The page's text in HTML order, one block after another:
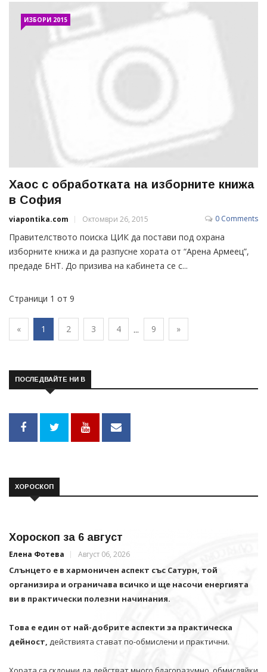
ИЗБОРИ 2015
Хаос с обработката на изборните книжа
в София
viapontika.com Октомври 26, 2015 0 Comments
Правителството поиска ЦИК да постави под охрана
изборните книжа и да разпусне хората от “Арена Армеец”,
предаде БНТ. До призива на кабинета се с...
Страници 1 от 9
« 1 2 3 4 ... 9 »
ПОСЛЕДВАЙТЕ НИ В
ХОРОСКОП
Хороскоп за 6 август
Елена Фотева Август 06, 2026
Слънцето е в хармоничен аспект със Сатурн, той
организира и ограничава всичко и щe насочи енергията
ви в практически полезни начинания.
Това е един от най-добрите аспекти за практическа
дейност, действията стават по-обмислени и практични.